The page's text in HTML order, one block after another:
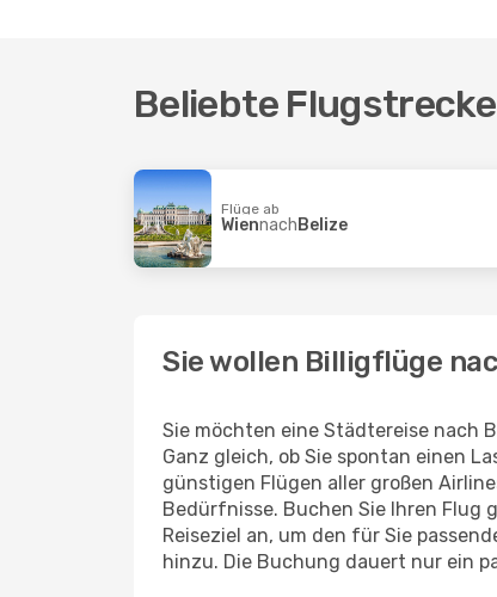
Beliebte
Flüge ab
Wiennach Belize
Sie wollen Billigflüge
Sie möchten eine Städtereise nach
Ganz gleich, ob Sie spontan einen
günstigen Flügen aller großen
Bedürfnisse. Buchen Sie Ihren Flug
Reiseziel an, um den für Sie
hinzu. Die Buchung dauert nur ein